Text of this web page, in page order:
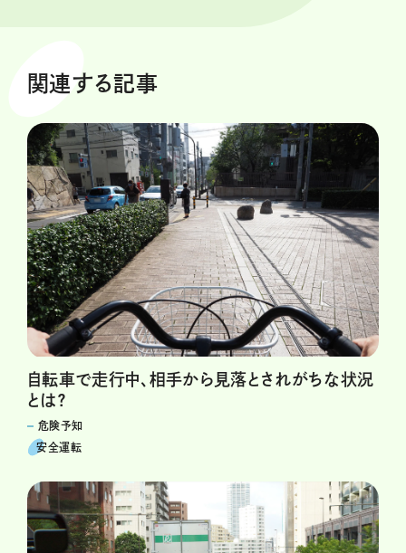
関連する記事
自転車で走行中、相手から見落とされがちな状況
とは？
危険予知
安全運転